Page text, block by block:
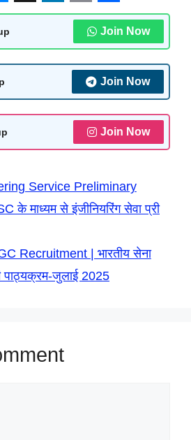
X L
n
e
I
P
r
i
t
S
h
a
r
e
Join Now
Join Now
Join Now
Service Preliminary
के माध्यम से इंजीनियरिंग सेवा प्री
Recruitment | भारतीय सेना
पाठ्यक्रम-जुलाई 2025